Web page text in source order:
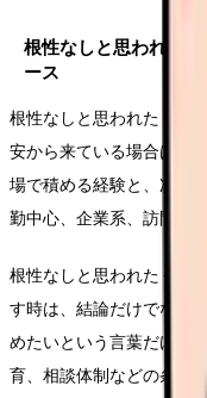
根性なしと思われた
ース
根性なしと思われたくな
安から来ている場合は、
場で積める経験と、次に
勤中心、企業系、訪問看
根性なしと思われたくな
す時は、結論だけでなく
めたいという言葉だけで
育、相談体制などの条件